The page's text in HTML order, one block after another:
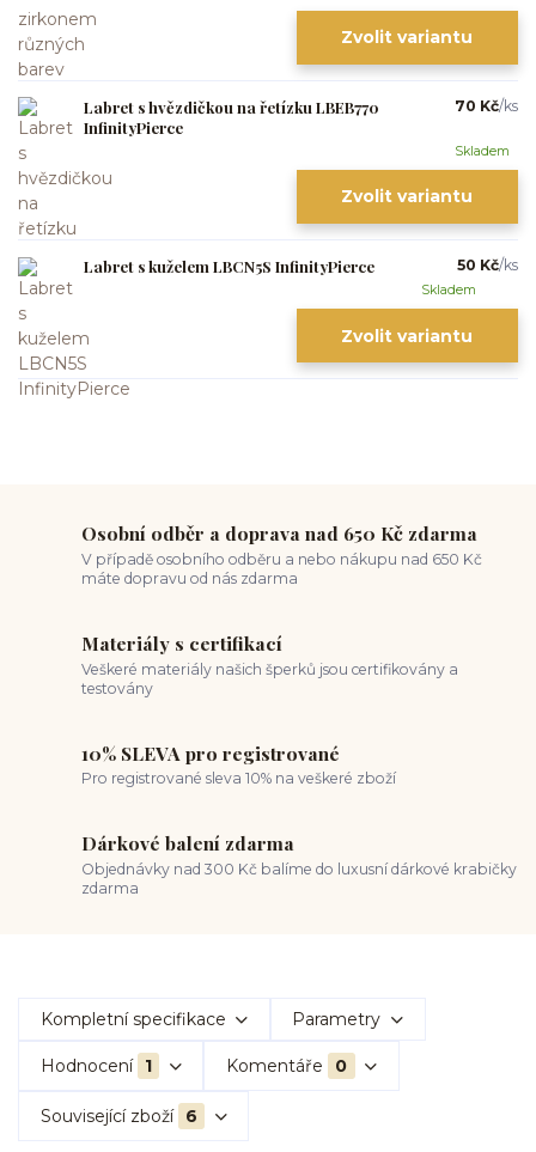
Zvolit variantu
Labret s hvězdičkou na řetízku LBEB770
InfinityPierce
70 Kč/ks
Skladem
Zvolit variantu
Labret s kuželem LBCN5S InfinityPierce 50 Kč/ks
Skladem
Zvolit variantu
Osobní odběr a doprava nad 650 Kč zdarma
V případě osobního odběru a nebo nákupu nad 650 Kč
máte dopravu od nás zdarma
Materiály s certifikací
Veškeré materiály našich šperků jsou certifikovány a
testovány
10% SLEVA pro registrované
Pro registrované sleva 10% na veškeré zboží
Dárkové balení zdarma
Objednávky nad 300 Kč balíme do luxusní dárkové krabičky
zdarma
Kompletní specifikace Parametry
Hodnocení 1 Komentáře 0
Související zboží 6